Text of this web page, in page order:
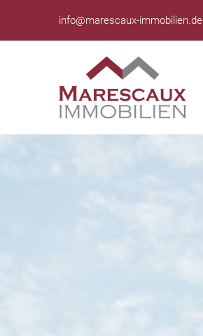
info@marescaux-immobilien.de